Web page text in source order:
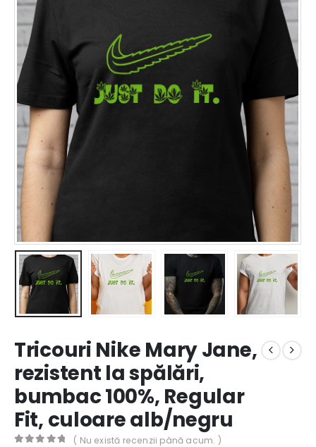
Tricouri Nike Mary Jane,
rezistent la spălări,
bumbac 100%, Regular
Fit, culoare alb/negru
( Nu există recenzii până acum. )